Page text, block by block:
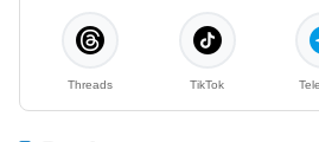
Threads TikTok